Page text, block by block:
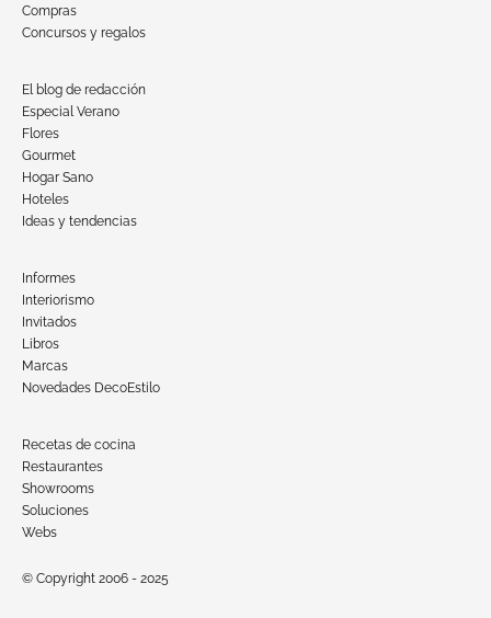
Compras
Concursos y regalos
El blog de redacción
Especial Verano
Flores
Gourmet
Hogar Sano
Hoteles
Ideas y tendencias
Informes
Interiorismo
Invitados
Libros
Marcas
Novedades DecoEstilo
Recetas de cocina
Restaurantes
Showrooms
Soluciones
Webs
© Copyright 2006 - 2025